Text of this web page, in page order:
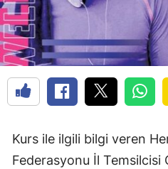
Kurs ile ilgili bilgi veren
Federasyonu İl Temsilcisi